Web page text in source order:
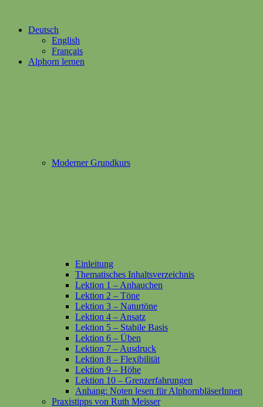
Deutsch
English
Français
Alphorn lernen
Moderner Grundkurs
Einleitung
Thematisches Inhaltsverzeichnis
Lektion 1 – Anhauchen
Lektion 2 – Töne
Lektion 3 – Naturtöne
Lektion 4 – Ansatz
Lektion 5 – Stabile Basis
Lektion 6 – Üben
Lektion 7 – Ausdruck
Lektion 8 – Flexibilität
Lektion 9 – Höhe
Lektion 10 – Grenzerfahrungen
Anhang: Noten lesen für AlphornbläserInnen
Praxistipps von Ruth Meisser